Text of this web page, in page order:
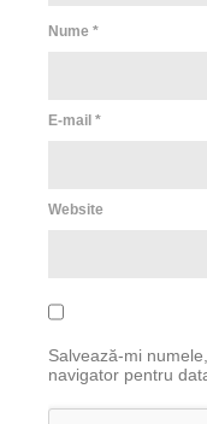
Nume *
E-mail *
Website
Salvează-mi
navigator pentru